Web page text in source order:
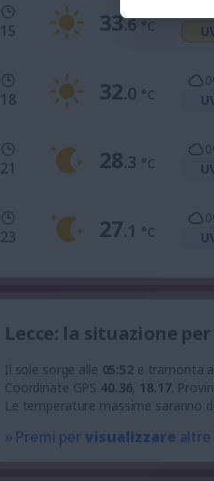
15 33.6 °C
18 32.0 °C
0
21 28.3 °C
0
23 27.1 °C
0
Lecce: la situazione
Il sole sorge alle 05:52e tramonta
Coordinate GPS 40.36, 18.17.
Le temperature massime saranno di
» Premi pervisualizzare altre